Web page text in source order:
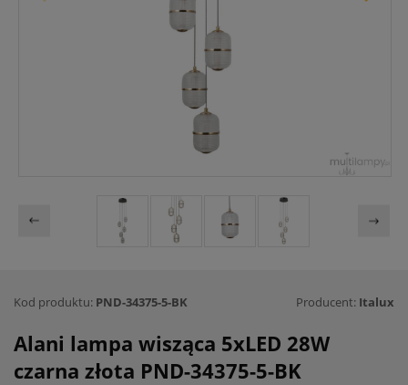
Kod produktu: PND-34375-5-BK Producent: Italux
Alani lampa wisząca 5xLED 28W
czarna złota PND-34375-5-BK